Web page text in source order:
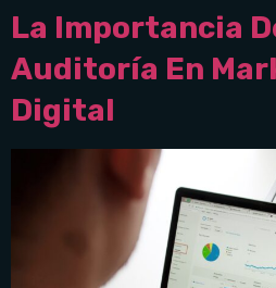
La Importancia
Auditoría En
Digital